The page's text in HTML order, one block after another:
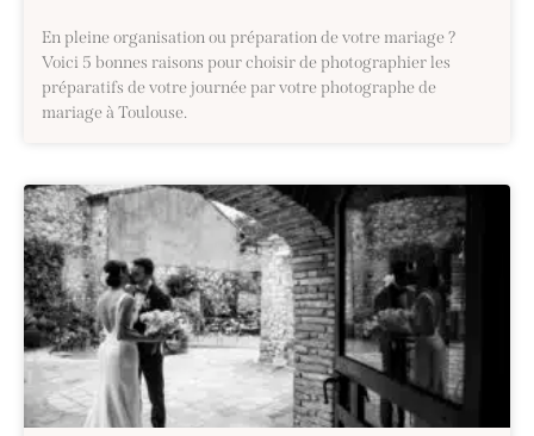
En pleine organisation ou préparation de votre mariage ?
Voici 5 bonnes raisons pour choisir de photographier les
préparatifs de votre journée par votre photographe de
mariage à Toulouse.